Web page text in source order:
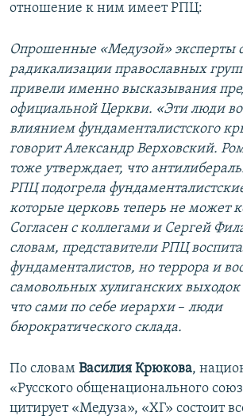
отношение к ним имеет РПЦ:
Опрошенные «Медузой» эксперты
радикализации православных
привели именно высказывания
официальной Церкви. «Эти люди
влиянием фундаменталистского
говорит Александр Верховский.
тоже утверждает, что
РПЦ подогрела
которые церковь теперь не может
Согласен с коллегами и Сергей
словам, представители РПЦ
фундаменталистов, но террора и
самовольных хулиганских выходок
что сами по себе иерархи–​ люди
бюрократического склада.
По словам Василия Крюкова,
«Русского общенационального
цитирует «Медуза», «ХГ» состоит